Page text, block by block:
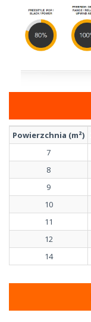
Powierzchnia (m²)
7
8
9
10
11
12
14